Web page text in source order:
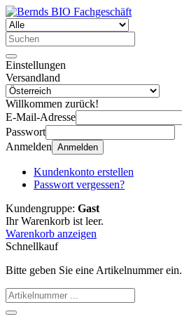
Einstellungen
Versandland
Willkommen zurück!
E-Mail-Adresse
Passwort
Anmelden Anmelden
Kundenkonto erstellen
Passwort vergessen?
Kundengruppe: Gast
Ihr Warenkorb ist leer.
Warenkorb anzeigen
Schnellkauf
Bitte geben Sie eine Artikelnummer ein.